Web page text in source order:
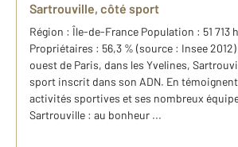
Sartrouville, côté sport
Région : Île-de-France Population : 51 713
Propriétaires : 56,3 % (source : Insee
ouest de Paris, dans les Yvelines,
sport inscrit dans son ADN. En
activités sportives et ses nombreux
Sartrouville : au bonheur ...